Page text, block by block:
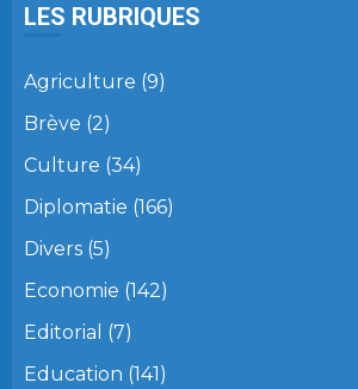
LES RUBRIQUES
Agriculture (9)
Brève (2)
Culture (34)
Diplomatie (166)
Divers (5)
Economie (142)
Editorial (7)
Education (141)